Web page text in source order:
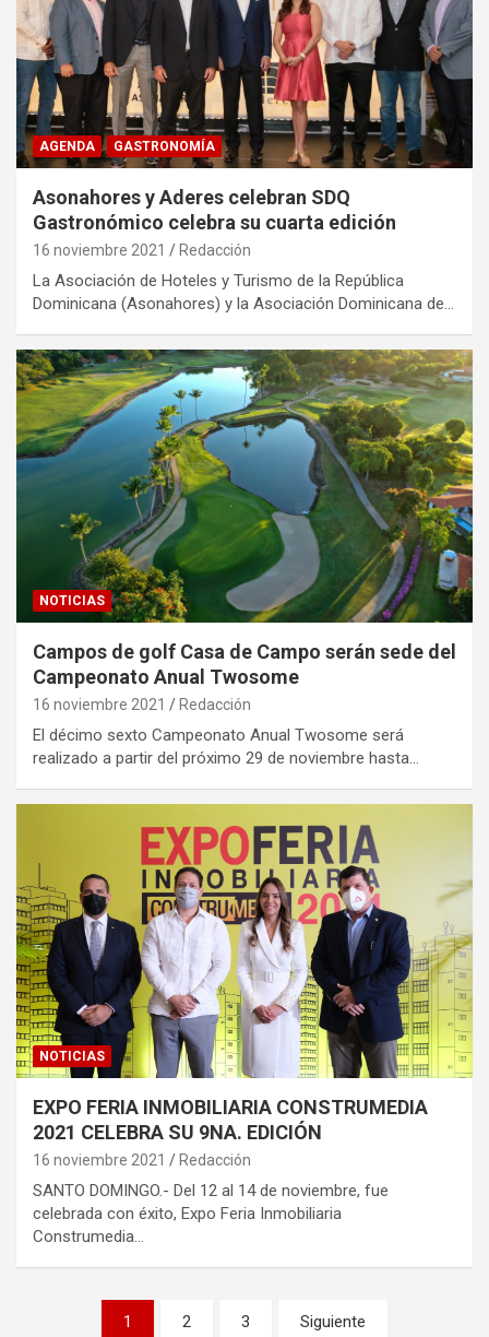
AGENDA GASTRONOMÍA
Asonahores y Aderes celebran SDQ
Gastronómico celebra su cuarta edición
16 noviembre 2021 Redacción
La Asociación de Hoteles y Turismo de la República
Dominicana (Asonahores) y la Asociación Dominicana de…
NOTICIAS
Campos de golf Casa de Campo serán sede del
Campeonato Anual Twosome
16 noviembre 2021 Redacción
El décimo sexto Campeonato Anual Twosome será
realizado a partir del próximo 29 de noviembre hasta…
NOTICIAS
EXPO FERIA INMOBILIARIA CONSTRUMEDIA
2021 CELEBRA SU 9NA. EDICIÓN
16 noviembre 2021 Redacción
SANTO DOMINGO.- Del 12 al 14 de noviembre, fue
celebrada con éxito, Expo Feria Inmobiliaria
Construmedia…
Paginación
1 2 3 Siguiente